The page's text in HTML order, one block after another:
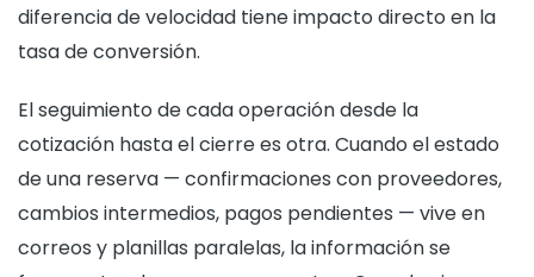
diferencia de velocidad tiene impacto directo en la
tasa de conversión.
El seguimiento de cada operación desde la
cotización hasta el cierre es otra. Cuando el estado
de una reserva — confirmaciones con proveedores,
cambios intermedios, pagos pendientes — vive en
correos y planillas paralelas, la información se